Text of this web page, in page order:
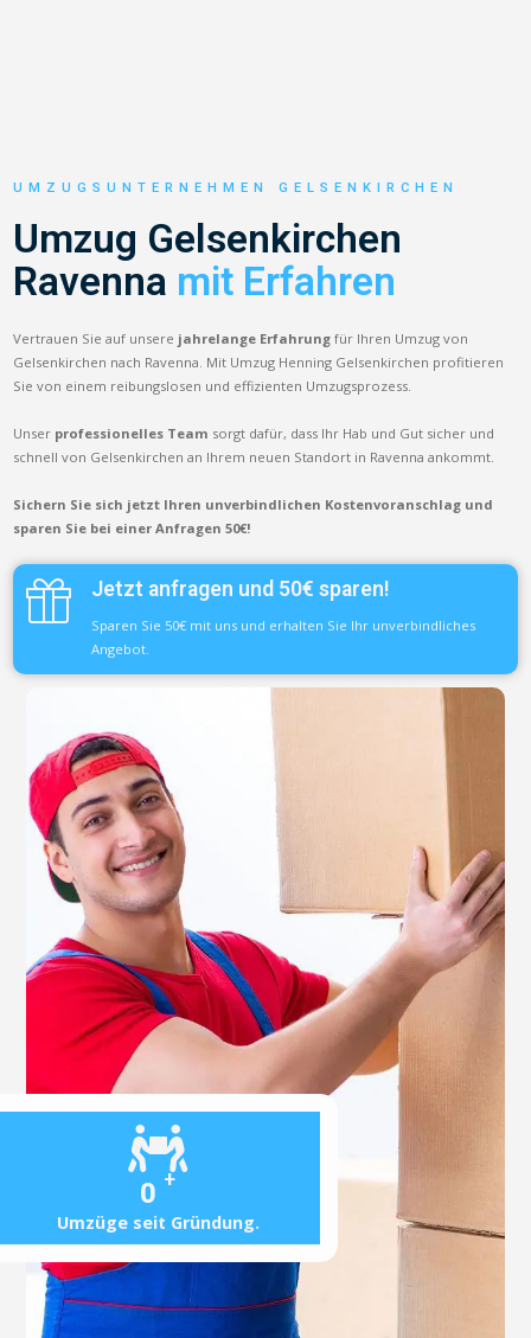
0 +
Umzüge seit Gründung.
UMZUGSUNTERNEHMEN GELSENKIRCHEN
Umzug Gelsenkirchen
Ravenna mit Erfahren
Vertrauen Sie auf unsere jahrelange Erfahrung für Ihren Umzug von
Gelsenkirchen nach Ravenna. Mit Umzug Henning Gelsenkirchen profitieren
Sie von einem reibungslosen und effizienten Umzugsprozess.
Unser professionelles Team sorgt dafür, dass Ihr Hab und Gut sicher und
schnell von Gelsenkirchen an Ihrem neuen Standort in Ravenna ankommt.
Sichern Sie sich jetzt Ihren unverbindlichen Kostenvoranschlag und
sparen Sie bei einer Anfragen 50€!
Jetzt anfragen und 50€ sparen!
Sparen Sie 50€ mit uns und erhalten Sie Ihr unverbindliches
Angebot.